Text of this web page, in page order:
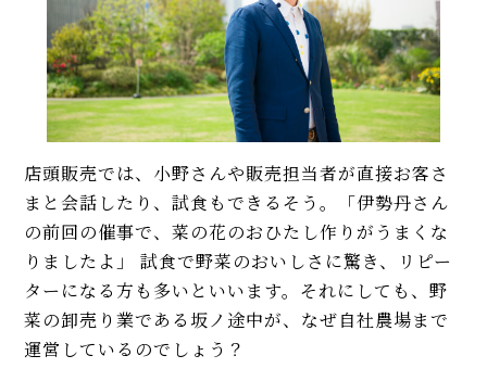
店頭販売では、小野さんや販売担当者が直接お客さ
まと会話したり、試食もできるそう。「伊勢丹さん
の前回の催事で、菜の花のおひたし作りがうまくな
りましたよ」 試食で野菜のおいしさに驚き、リピー
ターになる方も多いといいます。それにしても、野
菜の卸売り業である坂ノ途中が、なぜ自社農場まで
運営しているのでしょう？